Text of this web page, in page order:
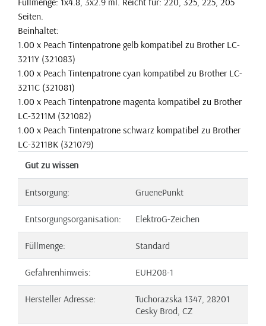
Seiten.
Beinhaltet:
1.00 x Peach Tintenpatrone gelb kompatibel zu Brother LC-
3211Y (321083)
1.00 x Peach Tintenpatrone cyan kompatibel zu Brother LC-
3211C (321081)
1.00 x Peach Tintenpatrone magenta kompatibel zu Brother
LC-3211M (321082)
1.00 x Peach Tintenpatrone schwarz kompatibel zu Brother
LC-3211BK (321079)
Gut zu wissen
Entsorgung: GruenePunkt
Entsorgungsorganisation: ElektroG-Zeichen
Füllmenge: Standard
Gefahrenhinweis: EUH208-1
Hersteller Adresse:
Tuchorazska 1347, 28201
Cesky Brod, CZ